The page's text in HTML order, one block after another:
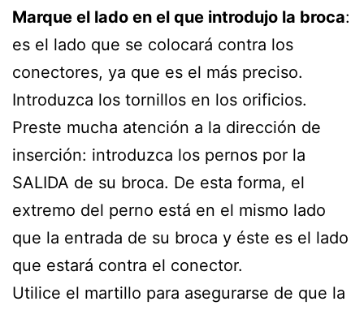
Marque el lado en el que introdujo la broca:
es el lado que se colocará contra los
conectores, ya que es el más preciso.
Introduzca los tornillos en los orificios.
Preste mucha atención a la dirección de
inserción: introduzca los pernos por la
SALIDA de su broca. De esta forma, el
extremo del perno está en el mismo lado
que la entrada de su broca y éste es el lado
que estará contra el conector.
Utilice el martillo para asegurarse de que la